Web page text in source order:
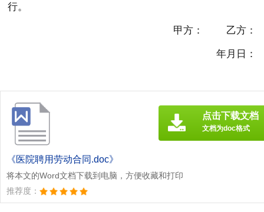
行。
甲方： 乙方：
年月日：
《医院聘用劳动合同.doc》
将本文的Word文档下载到电脑，方便收藏和打印
推荐度：
点击下载文档
文档为doc格式